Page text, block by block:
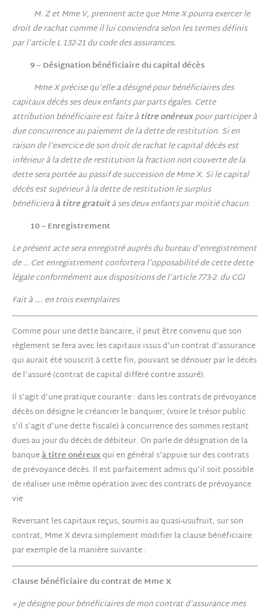
M. Z et Mme V, prennent acte que Mme X pourra exercer le
droit de rachat comme il lui conviendra selon les termes définis
par l’article L 132-21 du code des assurances.
9 – Désignation bénéficiaire du capital décès
Mme X précise qu’elle a désigné pour bénéficiaires des
capitaux décès ses deux enfants par parts égales. Cette
attribution bénéficiaire est faite à titre onéreuxpour participer à
due concurrence au paiement de la dette de restitution. Si en
raison de l’exercice de son droit de rachat le capital décès est
inférieur à la dette de restitution la fraction non couverte de la
dette sera portée au passif de succession de Mme X. Si le capital
décès est supérieur à la dette de restitution le surplus
bénéficieraà titre gratuità ses deux enfants par moitié chacun.
10 – Enregistrement
Le présent acte sera enregistré auprès du bureau d’enregistrement
de … Cet enregistrement confortera l’opposabilité de cette dette
légale conformément aux dispositions de l’article 773-2 du CGI
Fait à …. en trois exemplaires
Comme pour une dette bancaire, il peut être convenu que son
règlement se fera avec les capitaux issus d’un contrat d’assurance
qui aurait été souscrit à cette fin, pouvant se dénouer par le décès
de l’assuré (contrat de capital différé contre assuré).
Il s’agit d’une pratique courante : dans les contrats de prévoyance
décès on désigne le créancier le banquier, (voire le trésor public
s’il s’agit d’une dette fiscale) à concurrence des sommes restant
dues au jour du décès de débiteur. On parle de désignation de la
banqueà titre onéreuxqui en général s’appuie sur des contrats
de prévoyance décès. Il est parfaitement admis qu’il soit possible
de réaliser une même opération avec des contrats de prévoyance
vie
Reversant les capitaux reçus, soumis au quasi-usufruit, sur son
contrat, Mme X devra simplement modifier la clause bénéficiaire
par exemple de la manière suivante :
Clause bénéficiaire du contrat de Mme X
« Je désigne pour bénéficiaires de mon contrat d’assurance mes